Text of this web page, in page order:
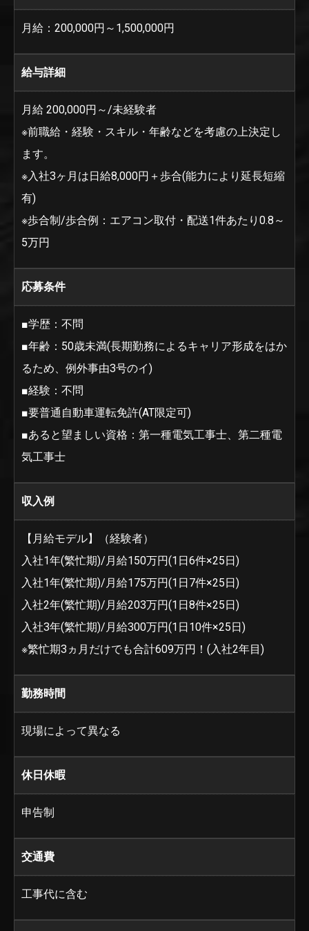
月給：200,000円～1,500,000円
給与詳細
月給 200,000円～/未経験者
※前職給・経験・スキル・年齢などを考慮の上決定し
ます。
※入社3ヶ月は日給8,000円＋歩合(能力により延長短縮
有)
※歩合制/歩合例：エアコン取付・配送1件あたり0.8～
5万円
応募条件
■学歴：不問
■年齢：50歳未満(長期勤務によるキャリア形成をはか
るため、例外事由3号のイ)
■経験：不問
■要普通自動車運転免許(AT限定可)
■あると望ましい資格：第一種電気工事士、第二種電
気工事士
収入例
【月給モデル】（経験者）
入社1年(繁忙期)/月給150万円(1日6件×25日)
入社1年(繁忙期)/月給175万円(1日7件×25日)
入社2年(繁忙期)/月給203万円(1日8件×25日)
入社3年(繁忙期)/月給300万円(1日10件×25日)
※繁忙期3ヵ月だけでも合計609万円！(入社2年目)
勤務時間
現場によって異なる
休日休暇
申告制
交通費
工事代に含む